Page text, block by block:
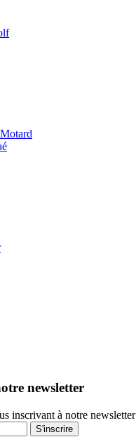
newsletter
inscrivant à notre newsletter
S'inscrire